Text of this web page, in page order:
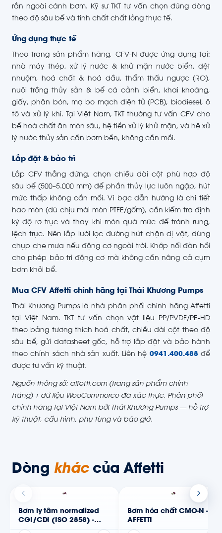
rắn ngoài cánh bơm. Kỹ sư TKT tư vấn chọn đúng dòng
theo độ sâu bể và tính chất chất lỏng thực tế.
Ứng dụng thực tế
Theo trang sản phẩm hãng, CFV-N được ứng dụng tại:
nhà máy thép, xử lý nước & khử mặn nước biển, dệt
nhuộm, hoá chất & hoá dầu, thẩm thấu ngược (RO),
nuôi trồng thủy sản & bể cá cảnh biển, khai khoáng,
giấy, phân bón, mạ bo mạch điện tử (PCB), biodiesel, ô
tô và xử lý khí. Tại Việt Nam, TKT thường tư vấn CFV cho
bể hoá chất ăn mòn sâu, hệ tiền xử lý khử mặn, và hệ xử
lý nước thủy sản cần bơm bền, không cần mồi.
Lắp đặt & bảo trì
Lắp CFV thẳng đứng, chọn chiều dài cột phù hợp độ
sâu bể (500–5.000 mm) để phần thủy lực luôn ngập, hút
mức thấp không cần mồi. Vì bạc dẫn hướng là chi tiết
hao mòn (dù chịu mài mòn PTFE/gốm), cần kiểm tra định
kỳ độ rơ trục và thay khi mòn quá mức để tránh rung,
lệch trục. Nên lắp lưới lọc đường hút chặn dị vật, dùng
chụp che mưa nếu động cơ ngoài trời. Khớp nối đàn hồi
cho phép bảo trì động cơ mà không cần nâng cả cụm
bơm khỏi bể.
Mua CFV Affetti chính hãng tại Thái Khương Pumps
Thái Khương Pumps là nhà phân phối chính hãng Affetti
tại Việt Nam. TKT tư vấn chọn vật liệu PP/PVDF/PE-HD
theo bảng tương thích hoá chất, chiều dài cột theo độ
sâu bể, gửi datasheet gốc, hỗ trợ lắp đặt và bảo hành
theo chính sách nhà sản xuất. Liên hệ 0941.400.488 để
được tư vấn kỹ thuật.
Nguồn thông số: affetti.com (trang sản phẩm chính
hãng) + dữ liệu WooCommerce đã xác thực. Phân phối
chính hãng tại Việt Nam bởi Thái Khương Pumps — hỗ trợ
kỹ thuật, cấu hình, phụ tùng và báo giá.
Dòng kháccủa Affetti
Bơm ly tâm normalized
CGI/CDI (ISO 2858) -
AFFETTI
Bơm hóa chất CMO-N -
AFFETTI